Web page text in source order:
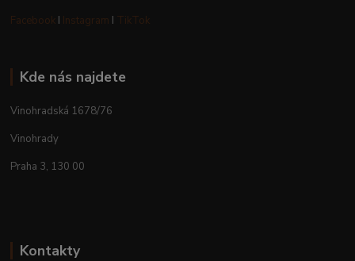
Facebook I Instagram I TikTok
Kde nás najdete
Vinohradská 1678/76
Vinohrady
Praha 3, 130 00
Kontakty